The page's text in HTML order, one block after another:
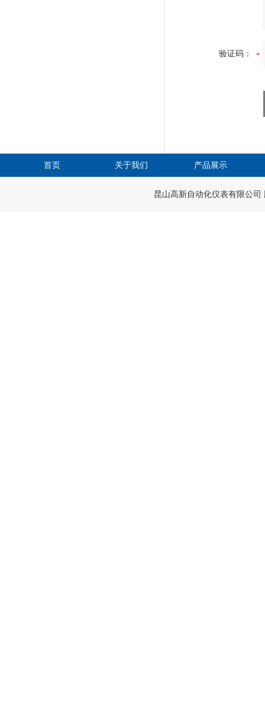
验证码：
首页 关于我们 产品展示
在线留
昆山高新自动化仪表有限公